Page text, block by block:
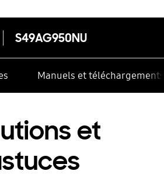
S49AG950NU
Manuels et téléchargements
et